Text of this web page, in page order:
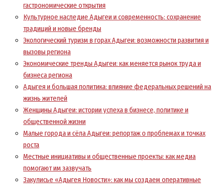
гастрономические открытия
Культурное наследие Адыгеи и современность: сохранение
традиций и новые бренды
Экологический туризм в горах Адыгеи: возможности развития и
вызовы региона
Экономические тренды Адыгеи: как меняется рынок труда и
бизнеса региона
Адыгея и большая политика: влияние федеральных решений на
жизнь жителей
Женщины Адыгеи: истории успеха в бизнесе, политике и
общественной жизни
Малые города и сёла Адыгеи: репортаж о проблемах и точках
роста
Местные инициативы и общественные проекты: как медиа
помогают им зазвучать
Закулисье «Адыгея Новости»: как мы создаем оперативные